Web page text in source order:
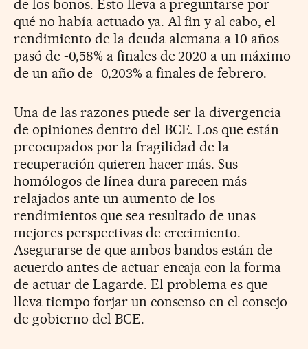
de los bonos. Esto lleva a preguntarse por
qué no había actuado ya. Al fin y al cabo, el
rendimiento de la deuda alemana a 10 años
pasó de -0,58% a finales de 2020 a un máximo
de un año de -0,203% a finales de febrero.
Una de las razones puede ser la divergencia
de opiniones dentro del BCE. Los que están
preocupados por la fragilidad de la
recuperación quieren hacer más. Sus
homólogos de línea dura parecen más
relajados ante un aumento de los
rendimientos que sea resultado de unas
mejores perspectivas de crecimiento.
Asegurarse de que ambos bandos están de
acuerdo antes de actuar encaja con la forma
de actuar de Lagarde. El problema es que
lleva tiempo forjar un consenso en el consejo
de gobierno del BCE.